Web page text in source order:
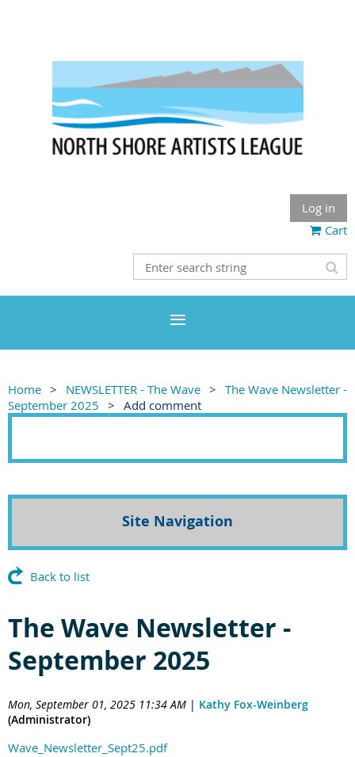
Log in
Cart
Home NEWSLETTER - The Wave
The Wave Newsletter -
September 2025
Add comment
Site Navigation
Back to list
The Wave Newsletter -
September 2025
Mon, September 01, 2025 11:34 AM | Kathy Fox-Weinberg
(Administrator)
Wave_Newsletter_Sept25.pdf